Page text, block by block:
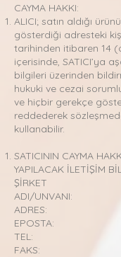
CAYMA HAKKI:
ALICI; satın aldığı
gösterdiği adresteki
tarihinden itibaren 14
içerisinde, SATICI’ya
bilgileri üzerinden
hukuki ve cezai
ve hiçbir gerekçe
reddederek
kullanabilir.
SATICININ CAYMA
YAPILACAK İLETİŞİM
ŞİRKET
ADI/UNVANI:
ADRES:
EPOSTA:
TEL:
FAKS: